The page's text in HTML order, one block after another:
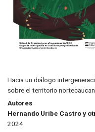
Hacia un diálogo
sobre el territorio
Autores
Hernando Uribe Castro y
2024